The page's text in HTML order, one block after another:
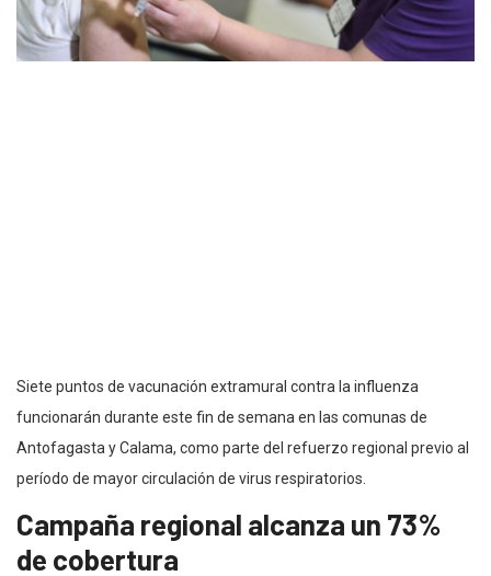
Siete puntos de vacunación extramural contra la influenza
funcionarán durante este fin de semana en las comunas de
Antofagasta y Calama, como parte del refuerzo regional previo al
período de mayor circulación de virus respiratorios.
Campaña regional alcanza un 73%
de cobertura